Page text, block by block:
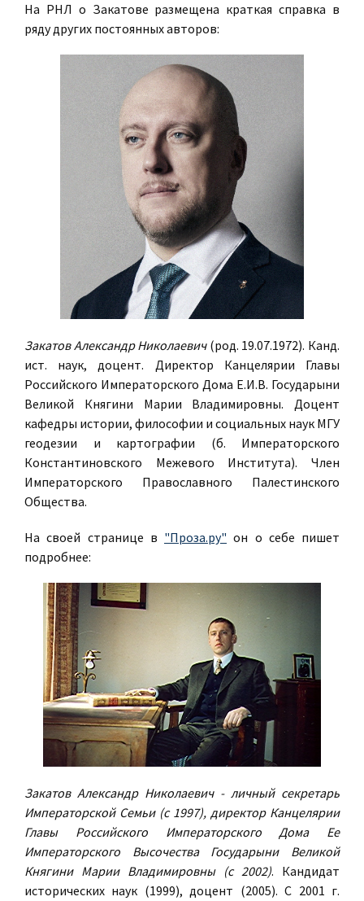
На РНЛ о Закатове размещена краткая справка в
ряду других постоянных авторов:
Закатов Александр Николаевич(род. 19.07.1972). Канд.
ист. наук, доцент. Директор Канцелярии Главы
Российского Императорского Дома Е.И.В. Государыни
Великой Княгини Марии Владимировны. Доцент
кафедры истории, философии и социальных наук МГУ
геодезии и картографии (б. Императорского
Константиновского Межевого Института). Член
Императорского Православного Палестинского
Общества.
На своей странице в "Проза.ру" он о себе пишет
подробнее:
Закатов Александр Николаевич - личный секретарь
Императорской Семьи (с 1997), директор Канцелярии
Главы Российского Императорского Дома Ее
Императорского Высочества Государыни Великой
Княгини Марии Владимировны (с 2002). Кандидат
исторических наук (1999), доцент (2005). С 2001 г.